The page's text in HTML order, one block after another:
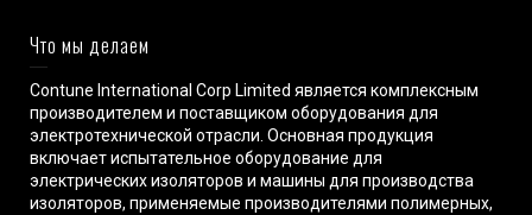
Что мы делаем
Contune International Corp Limited является комплексным
производителем и поставщиком оборудования для
электротехнической отрасли. Основная продукция
включает испытательное оборудование для
электрических изоляторов и машины для производства
изоляторов, применяемые производителями полимерных,